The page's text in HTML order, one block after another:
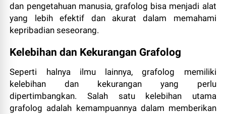
dan pengetahuan manusia, grafolog bisa menjadi alat
yang lebih efektif dan akurat dalam memahami
kepribadian seseorang.
Kelebihan dan Kekurangan Grafolog
Seperti halnya ilmu lainnya, grafolog memiliki
kelebihan dan kekurangan yang perlu
dipertimbangkan. Salah satu kelebihan utama
grafolog adalah kemampuannya dalam memberikan